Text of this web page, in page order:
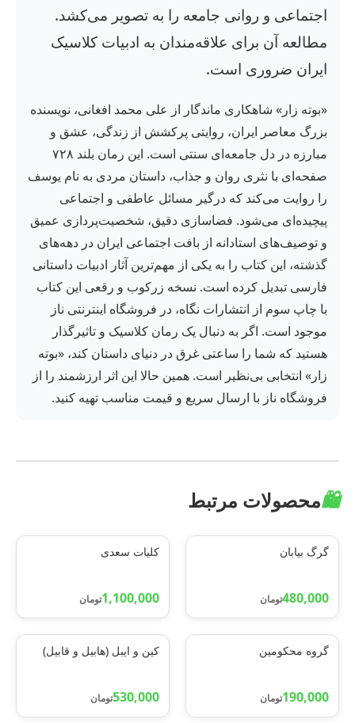
اجتماعی و روانی جامعه را به تصویر می‌کشد.
مطالعه آن برای علاقه‌مندان به ادبیات کلاسیک
ایران ضروری است.
«بوته زار» شاهکاری ماندگار از علی محمد افغانی، نویسنده
بزرگ معاصر ایران، روایتی پرکشش از زندگی، عشق و
مبارزه در دل جامعه‌ای سنتی است. این رمان بلند ۷۲۸
صفحه‌ای با نثری روان و جذاب، داستان مردی به نام یوسف
را روایت می‌کند که درگیر مسائل عاطفی و اجتماعی
پیچیده‌ای می‌شود. فضاسازی دقیق، شخصیت‌پردازی عمیق
و توصیف‌های استادانه از بافت اجتماعی ایران در دهه‌های
گذشته، این کتاب را به یکی از مهم‌ترین آثار ادبیات داستانی
فارسی تبدیل کرده است. نسخه زرکوب و رقعی این کتاب
با چاپ سوم از انتشارات نگاه، در فروشگاه اینترنتی ناز
موجود است. اگر به دنبال یک رمان کلاسیک و تاثیرگذار
هستید که شما را ساعتی غرق در دنیای داستان کند، «بوته
زار» انتخابی بی‌نظیر است. همین حالا این اثر ارزشمند را از
فروشگاه ناز با ارسال سریع و قیمت مناسب تهیه کنید.
🛍️محصولات مرتبط
گرگ بیابان
480,000تومان
کلیات سعدی
1,100,000تومان
گروه محکومین
190,000تومان
کین و ایبل (هابیل و قابیل)
530,000تومان